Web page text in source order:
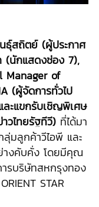
สถิตย์ (ผู้ประกาศ
นักแสดงช่อง 7),
Manager of
(ผู้จัดการทั่วไป
ละแขกรับเชิญพิเศษ
ไทยรัฐทีวี) ที่ได้มา
มลูกค้าวีไอพี และ
างคับคั่ง โดยมีคุณ
รบริษัทสหกรุงทอง
STAR